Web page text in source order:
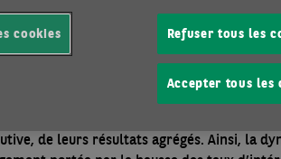
la remontée des taux d’intérêt
des banques. Ces effets varient
à l’autre selon la structure des bilans des
de leurs résultats agrégés. Ainsi, la
Refuser tous les
Accepter tous les
cookies